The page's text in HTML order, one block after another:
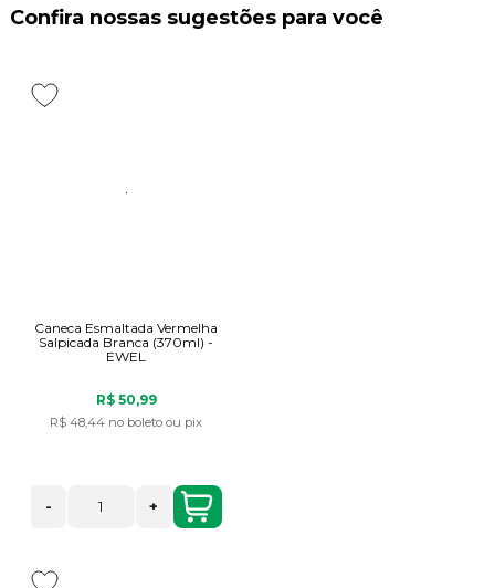
Confira nossas sugestões para você
Caneca Esmaltada Vermelha
Salpicada Branca (370ml) -
EWEL
R$ 50,99
R$ 48,44 no boleto ou pix
- +